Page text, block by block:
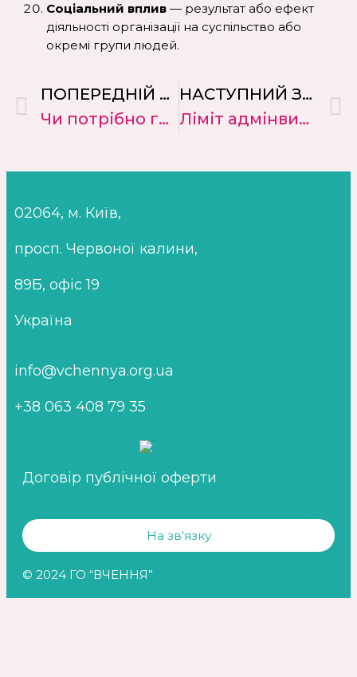
Соціальний вплив — результат або ефект
діяльності організації на суспільство або
окремі групи людей.
ПОПЕРЕДНIЙ ЗАПИС
Чи потрібно громадським об’єднанням без статусу юридичної особи ставати на облік у ДПС?
НАСТУПНИЙ ЗАПИС
Ліміт адмінвитрат благодійних організацій: неприбутковий статус під загрозою!
02064, м. Київ,
просп. Червоної калини,
89Б, офіс 19
Україна
info@vchennya.org.ua
+38 063 408 79 35
Договір публічної оферти
На зв'язку
© 2024 ГО “ВЧЕННЯ”